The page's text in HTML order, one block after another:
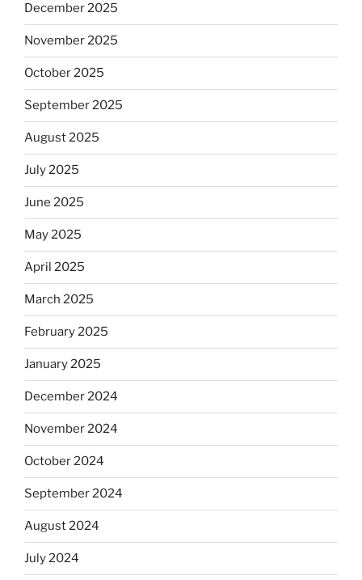
December 2025
November 2025
October 2025
September 2025
August 2025
July 2025
June 2025
May 2025
April 2025
March 2025
February 2025
January 2025
December 2024
November 2024
October 2024
September 2024
August 2024
July 2024